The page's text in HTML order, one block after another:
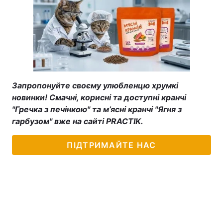
Запропонуйте своєму улюбленцю хрумкі
новинки! Смачні, корисні та доступні кранчі
"Гречка з печінкою" та м’ясні кранчі "Ягня з
гарбузом" вже на сайті PRACTIK.
ПІДТРИМАЙТЕ НАС